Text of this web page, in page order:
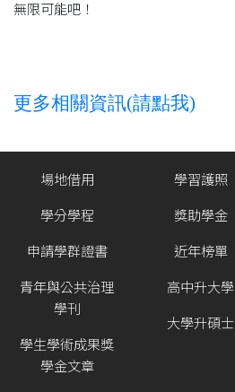
無限可能吧！
更多相關資訊(請點我)
場地借用
學分學程
申請學群證書
青年與公共治理
學刊
學生學術成果獎
學金文章
學習護照
獎助學金
近年榜單
高中升大學
大學升碩士